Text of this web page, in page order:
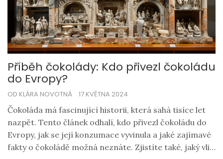
Příběh čokolády: Kdo přivezl čokoládu
do Evropy?
OD KLÁRA NOVOTNÁ 17 KVĚTNA 2024
Čokoláda má fascinující historii, která sahá tisíce let
nazpět. Tento článek odhalí, kdo přivezl čokoládu do
Evropy, jak se její konzumace vyvinula a jaké zajímavé
fakty o čokoládě možná neznáte. Zjistíte také, jaký vliv